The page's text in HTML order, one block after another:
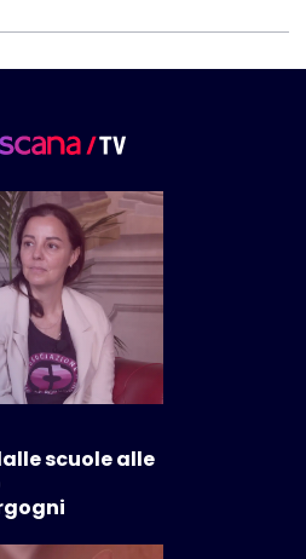
scuole alle